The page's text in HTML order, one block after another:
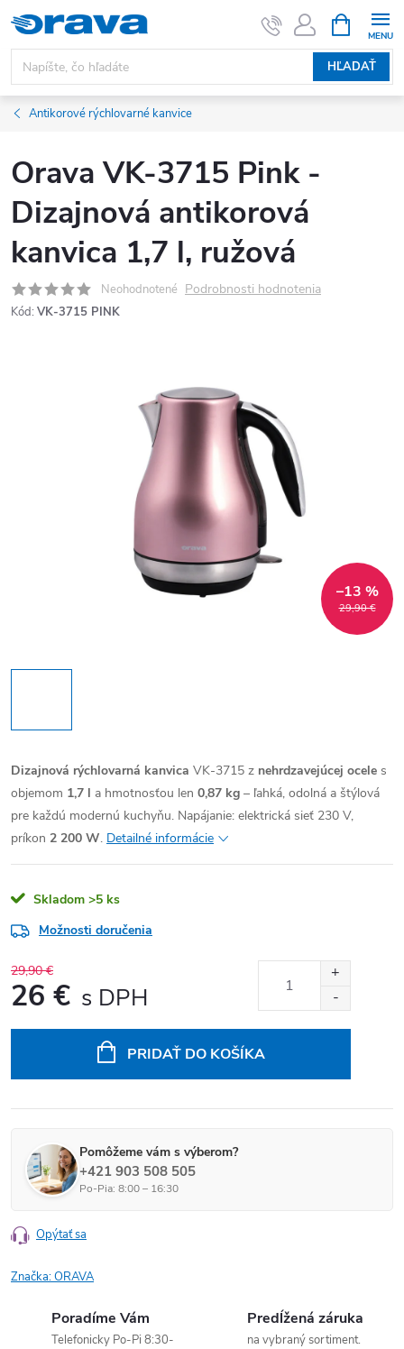
Prejsť na obsah
HĽADAŤ
Antikorové rýchlovarné kanvice
Orava VK-3715 Pink -
Dizajnová antikorová
kanvica 1,7 l, ružová
Neohodnotené Podrobnosti hodnotenia
Kód: VK-3715 PINK
29,90 €
–13 %
Dizajnová rýchlovarná kanvica VK-3715 z nehrdzavejúcej ocele s
objemom 1,7 l a hmotnosťou len 0,87 kg – ľahká, odolná a štýlová
pre každú modernú kuchyňu. Napájanie: elektrická sieť 230 V,
príkon 2 200 W. Detailné informácie
Skladom >5 ks
Možnosti doručenia
29,90 €
26 €
PRIDAŤ DO KOŠÍKA
Pomôžeme vám s výberom?
+421 903 508 505
Po-Pia: 8:00 – 16:30
Opýtať sa
Značka:ORAVA
Poradíme Vám
Telefonicky Po-Pi 8:30-
Predĺžená záruka
na vybraný sortiment.